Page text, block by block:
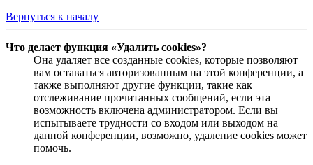
Вернуться к началу
Что делает функция «Удалить cookies»?
Она удаляет все созданные cookies, которые позволяют
вам оставаться авторизованным на этой конференции, а
также выполняют другие функции, такие как
отслеживание прочитанных сообщений, если эта
возможность включена администратором. Если вы
испытываете трудности со входом или выходом на
данной конференции, возможно, удаление cookies может
помочь.